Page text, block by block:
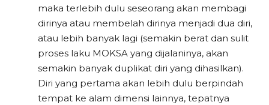
maka terlebih dulu seseorang akan membagi
dirinya atau membelah dirinya menjadi dua diri,
atau lebih banyak lagi (semakin berat dan sulit
proses laku MOKSA yang dijalaninya, akan
semakin banyak duplikat diri yang dihasilkan).
Diri yang pertama akan lebih dulu berpindah
tempat ke alam dimensi lainnya, tepatnya